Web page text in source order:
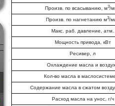
Произв. по всасыванию, м3/
Произв. по нагнетанию м3/
Макс. раб. давление, атм.
Мощность привода, кВт
Ресивер, л
Охлаждение масла и
Кол-во масла в
Содержание масла в сжатом
Расход масла на унос, г/ч